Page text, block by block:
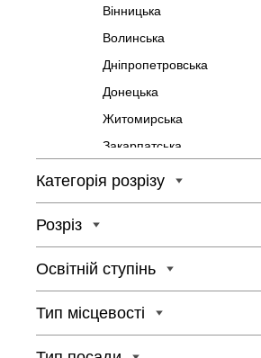
Вінницька
Волинська
Дніпропетровська
Донецька
Житомирська
Закарпатська
Запорізька
Івано-Франківська
Луганська
Львівська
Миколаївська
Категорія розрізу
Розріз
Освітній ступінь
Тип місцевості